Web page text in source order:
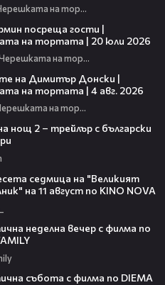
Черешката на тортата
посреща гости |
на тортата | 20 юли 2026
Черешката на тортата
на Димитър Донски |
на тортата | 4 авг. 2026
Черешката на тортата
нощ 2 – трейлър с български
седмица на "Великият
на 11 август по KINO NOVA
неделна вечер с филма по
събота с филма по DIEMA